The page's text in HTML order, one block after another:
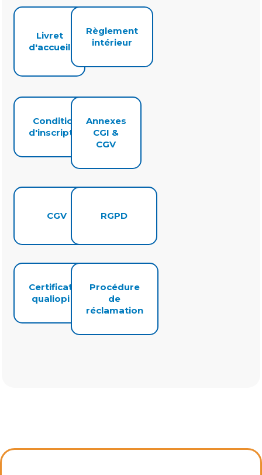
Livret
d'accueil
Règlement
intérieur
Conditions
d'inscription
Annexes
CGI &
CGV
CGV RGPD
Certificat
qualiopi
Procédure
de
réclamation